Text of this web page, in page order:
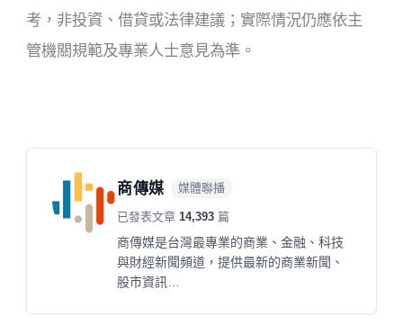
考，非投資、借貸或法律建議；實際情況仍應依主
管機關規範及專業人士意見為準。
商傳媒 媒體聯播
已發表文章 14,393 篇
商傳媒是台灣最專業的商業、金融、科技
與財經新聞頻道，提供最新的商業新聞、
股市資訊…